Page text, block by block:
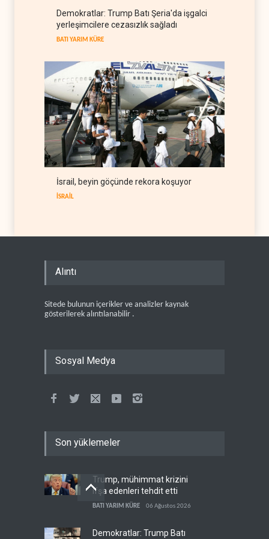
politikasındaki ertelemeler
ABD seçimlerini riske atıyor
Demokratlar: Trump Batı Şeria'da işgalci
yerleşimcilere cezasızlık sağladı
BATI YARIM KÜRE
İsrail, beyin göçünde rekora koşuyor
İSRAİL
Alıntı
Sitede bulunun içerikler ve analizler kaynak
gösterilerek alıntılanabilir .
Sosyal Medya
Son yüklemeler
Trump, mühimmat krizini
ifşa edenleri tehdit etti
BATI YARIM KÜRE 06 Ağustos 2026
Demokratlar: Trump Batı